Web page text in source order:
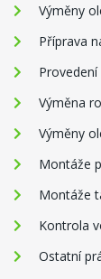
Výměny
Příprava
Provedení
Výměna
Výměny
Montáže
Montáže
Kontrola
Ostatní